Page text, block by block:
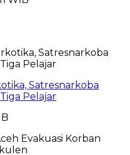
Satresnarkoba
Pelajar